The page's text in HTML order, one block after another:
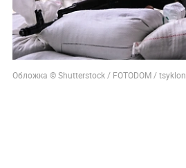
Обложка © Shutterstock / FOTODOM / tsyklon